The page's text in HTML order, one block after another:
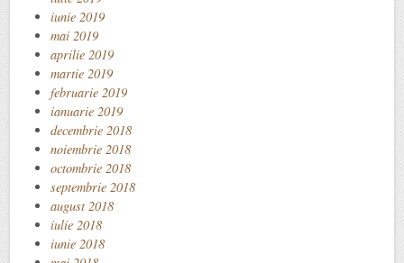
iunie 2019
mai 2019
aprilie 2019
martie 2019
februarie 2019
ianuarie 2019
decembrie 2018
noiembrie 2018
octombrie 2018
septembrie 2018
august 2018
iulie 2018
iunie 2018